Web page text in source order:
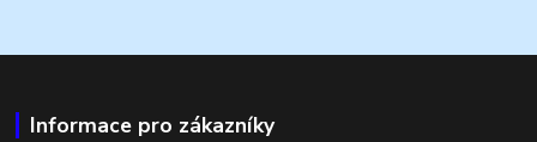
Informace pro zákazníky